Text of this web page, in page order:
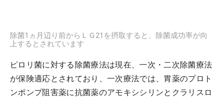
除菌1ヵ月辺り前からＬＧ21を摂取すると、除菌成功率が向
上するとされています
ピロリ菌に対する除菌療法は現在、一次・二次除菌療法
が保険適応とされており、一次療法では、胃薬のプロト
ンポンプ阻害薬に抗菌薬のアモキシシリンとクラリスロ